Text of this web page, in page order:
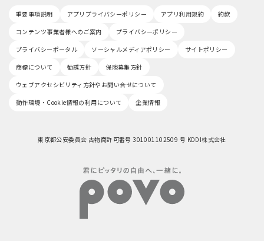
重要事項説明 アプリプライバシーポリシー アプリ利用規約
約款
コンテンツ事業者様へのご案内
プライバシーポリシー
プライバシーポータル
ソーシャルメディアポリシー
サイトポリシー
商標について
勧誘方針
保険募集方針
ウェブアクセシビリティ方針やお問い合せについて
動作環境・Cookie情報の利用について
企業情報
東京都公安委員会 古物商許可番号 301001102509 号 KDDI株式会社